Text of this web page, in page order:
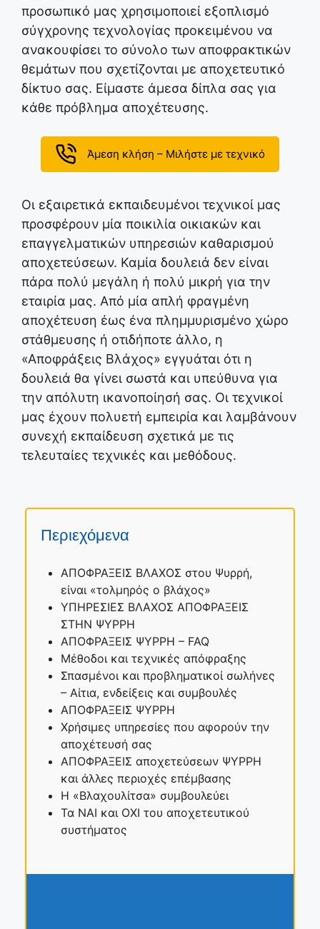
προσωπικό μας χρησιμοποιεί εξοπλισμό
σύγχρονης τεχνολογίας προκειμένου να
ανακουφίσει το σύνολο των αποφρακτικών
θεμάτων που σχετίζονται με αποχετευτικό
δίκτυο σας. Είμαστε άμεσα δίπλα σας για
κάθε πρόβλημα αποχέτευσης.
Άμεση κλήση – Μιλήστε με τεχνικό
Οι εξαιρετικά εκπαιδευμένοι τεχνικοί μας
προσφέρουν μία ποικιλία οικιακών και
επαγγελματικών υπηρεσιών καθαρισμού
αποχετεύσεων. Καμία δουλειά δεν είναι
πάρα πολύ μεγάλη ή πολύ μικρή για την
εταιρία μας. Από μία απλή φραγμένη
αποχέτευση έως ένα πλημμυρισμένο χώρο
στάθμευσης ή οτιδήποτε άλλο, η
«Αποφράξεις Βλάχος» εγγυάται ότι η
δουλειά θα γίνει σωστά και υπεύθυνα για
την απόλυτη ικανοποίησή σας. Οι τεχνικοί
μας έχουν πολυετή εμπειρία και λαμβάνουν
συνεχή εκπαίδευση σχετικά με τις
τελευταίες τεχνικές και μεθόδους.
Περιεχόμενα
ΑΠΟΦΡΑΞΕΙΣ ΒΛΑΧΟΣ στου Ψυρρή,
είναι «τολμηρός ο βλάχος»
ΥΠΗΡΕΣΙΕΣ ΒΛΑΧΟΣ ΑΠΟΦΡΑΞΕΙΣ
ΣΤΗΝ ΨΥΡΡΗ
ΑΠΟΦΡΑΞΕΙΣ ΨΥΡΡΗ – FAQ
Μέθοδοι και τεχνικές απόφραξης
Σπασμένοι και προβληματικοί σωλήνες
– Αίτια, ενδείξεις και συμβουλές
ΑΠΟΦΡΑΞΕΙΣ ΨΥΡΡΗ
Χρήσιμες υπηρεσίες που αφορούν την
αποχέτευσή σας
ΑΠΟΦΡΑΞΕΙΣ αποχετεύσεων ΨΥΡΡΗ
και άλλες περιοχές επέμβασης
Η «Βλαχουλίτσα» συμβουλεύει
Τα ΝΑΙ και ΟΧΙ του αποχετευτικού
συστήματος